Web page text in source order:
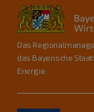
Das
das Bayerische
Energie.